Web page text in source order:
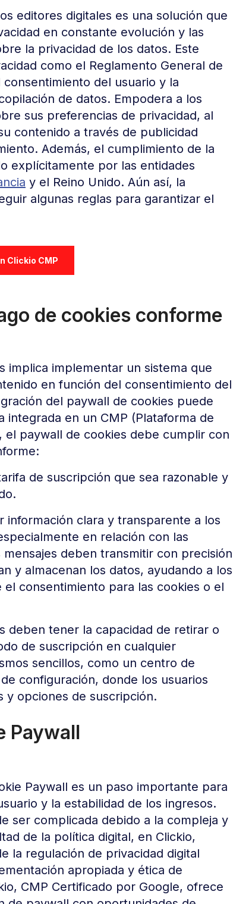
editores digitales es una solución que
en constante evolución y las
la privacidad de los datos. Este
como el Reglamento General de
del usuario y la
de datos. Empodera a los
sus preferencias de privacidad, al
contenido a través de publicidad
Además, el cumplimiento de la
explícitamente por las entidades
y el Reino Unido. Aún así, la
algunas reglas para garantizar el
Clickio CMP
de cookies conforme
implica implementar un sistema que
en función del consentimiento del
del paywall de cookies puede
integrada en un CMP (Plataforma de
el paywall de cookies debe cumplir con
de suscripción que sea razonable y
información clara y transparente a los
en relación con las
deben transmitir con precisión
y almacenan los datos, ayudando a los
consentimiento para las cookies o el
deben tener la capacidad de retirar o
de suscripción en cualquier
sencillos, como un centro de
configuración, donde los usuarios
y opciones de suscripción.
Paywall
Paywall es un paso importante para
y la estabilidad de los ingresos.
ser complicada debido a la compleja y
de la política digital, en Clickio,
la regulación de privacidad digital
apropiada y ética de
CMP Certificado por Google, ofrece